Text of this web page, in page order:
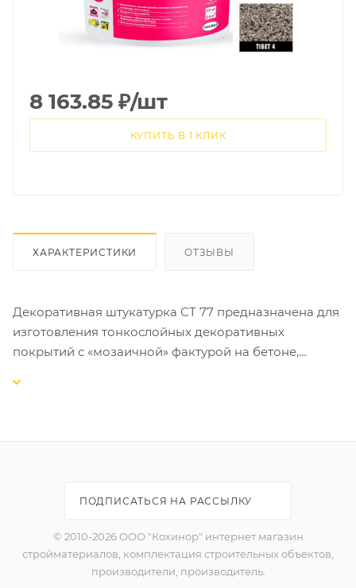
8 163.85 ₽/шт
КУПИТЬ В 1 КЛИК
ХАРАКТЕРИСТИКИ ОТЗЫВЫ
Декоративная штукатурка CT 77 предназначена для
изготовления тонкослойных декоративных
покрытий с «мозаичной» фактурой на бетоне,
-устойчива к истиранию и загрязнению;
-атмосферо- и морозостойкая;
-пригодна для внутренних и наружных работ;
-экологически безопасна.
ПОДПИСАТЬСЯ НА РАССЫЛКУ
© 2010-2026 ООО "Кохинор" интернет магазин
стройматериалов, комплектация строительных объектов,
производители, производитель.